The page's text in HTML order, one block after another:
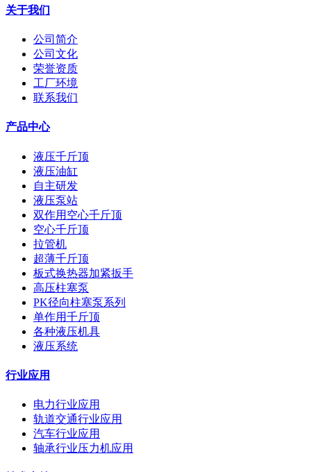
关于我们
公司简介
公司文化
荣誉资质
工厂环境
联系我们
产品中心
液压千斤顶
液压油缸
自主研发
液压泵站
双作用空心千斤顶
空心千斤顶
拉管机
超薄千斤顶
板式换热器加紧扳手
高压柱塞泵
PK径向柱塞泵系列
单作用千斤顶
各种液压机具
液压系统
行业应用
电力行业应用
轨道交通行业应用
汽车行业应用
轴承行业压力机应用